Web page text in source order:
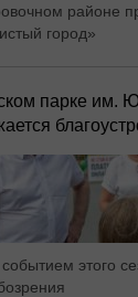
районе
город»
парке им.
этого